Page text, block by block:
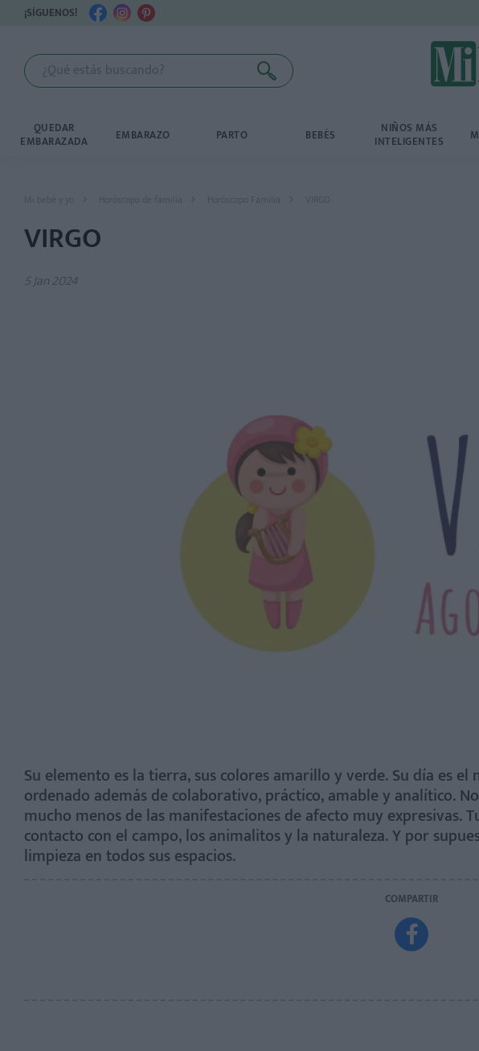
¡SÍGUENOS!
QUEDAR
EMBARAZADA EMBARAZO PARTO BEBÉS NIÑOS MÁS
INTELIGENTES
Mi bebé y yo Horóscopo de familia Horóscopo Familia
VIRGO
5 Jan 2024
Su elemento es la tierra, sus colores amarillo y verde. Su día es
ordenado además de colaborativo, práctico, amable y analítico.
mucho menos de las manifestaciones de afecto muy expresivas.
contacto con el campo, los animalitos y la naturaleza. Y por
limpieza en todos sus espacios.
COMPARTIR
